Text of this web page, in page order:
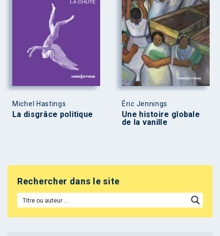
Michel Hastings
La disgrâce politique
Éric Jennings
Une histoire globale
de la vanille
Rechercher dans le site